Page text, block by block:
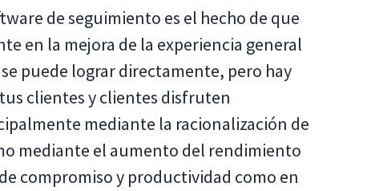
de seguimiento es el hecho de que
en la mejora de la experiencia general
puede lograr directamente, pero hay
clientes y clientes disfruten
mediante la racionalización de
mediante el aumento del rendimiento
compromiso y productividad como en